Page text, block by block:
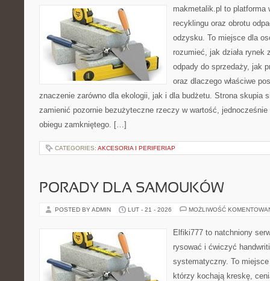
makmetalik.pl to platforma
recyklingu oraz obrotu
odzysku. To miejsce dla
rozumieć, jak działa rynek
odpady do sprzedaży, jak
oraz dlaczego właściwe
znaczenie zarówno dla ekologii, jak i dla budżetu. Strona skupia
zamienić pozornie bezużyteczne rzeczy w wartość, jednocześnie
obiegu zamkniętego. […]
CATEGORIES: AKCESORIA I PERIFERIAP
PORADY DLA SAMOUKÓW
POSTED BY ADMIN LUT - 21 - 2026 MOŻLIWOŚĆ
Elfiki777 to natchniony
rysować i ćwiczyć
systematyczny. To
którzy kochają kreskę,